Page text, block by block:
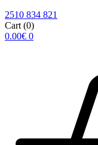
2510 834 821
Cart (0)
0.00€ 0